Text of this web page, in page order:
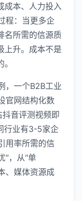
本、人力投入
程：当更多企
名所需的信源质
上升。成本不是
，一个B2B工业
官网结构化数
音评测视频即
行业有3-5家企
用率所需的信
"，从"单
、媒体资源成